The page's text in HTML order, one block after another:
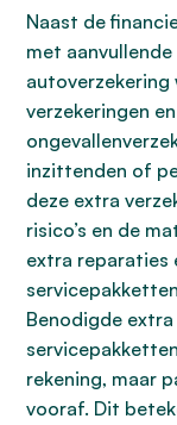
Naast de
met
verzekeringen
inzittenden of
deze extra
risico’s en de
extra reparaties
Benodigde
rekening, maar
vooraf. Dit